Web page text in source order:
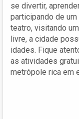
se divertir,
participando de
teatro, visitando
livre, a cidade
idades. Fique
as atividades
metrópole rica em